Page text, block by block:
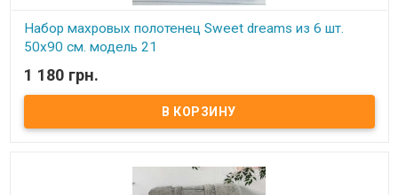
Набор махровых полотенец Sweet dreams из 6 шт.
50x90 см. модель 21
В наличии
Набор махровых полотенец Sweet dreams из 6 шт. 50x90 см.
Комплектность: 50х90 см (6 шт. ) Состав: махра, 100% хлопок.
Плотность: 550 г/м.кв. Упаковка: ПВХ Производитель: Sweet
1 180 грн.